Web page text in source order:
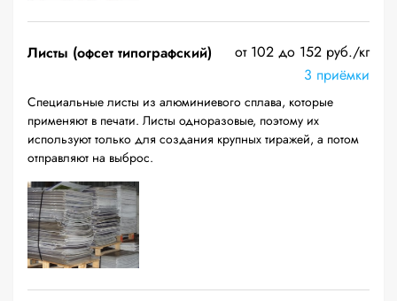
Листы (офсет типографский)
от 102 до 152 руб./кг
3 приёмки
Специальные листы из алюминиевого сплава, которые
применяют в печати. Листы одноразовые, поэтому их
используют только для создания крупных тиражей, а потом
отправляют на выброс.